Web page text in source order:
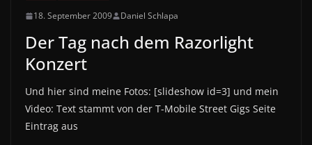
18. September 2009 Daniel Schlapa
Der Tag nach dem Razorlight
Konzert
Und hier sind meine Fotos: [slideshow id=3] und mein
Video: Text stammt von der T-Mobile Street Gigs Seite
Eintrag aus